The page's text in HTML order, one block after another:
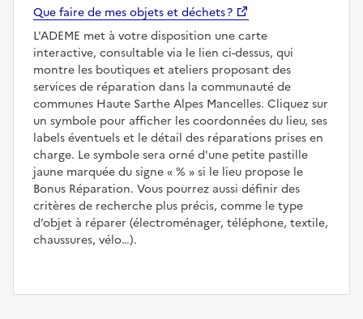
Que faire de mes objets et déchets ?
L'ADEME met à votre disposition une carte
interactive, consultable via le lien ci-dessus, qui
montre les boutiques et ateliers proposant des
services de réparation dans la communauté de
communes Haute Sarthe Alpes Mancelles. Cliquez sur
un symbole pour afficher les coordonnées du lieu, ses
labels éventuels et le détail des réparations prises en
charge. Le symbole sera orné d'une petite pastille
jaune marquée du signe
%
si le lieu propose le
Bonus Réparation. Vous pourrez aussi définir des
critères de recherche plus précis, comme le type
d’objet à réparer (électroménager, téléphone, textile,
chaussures, vélo…).